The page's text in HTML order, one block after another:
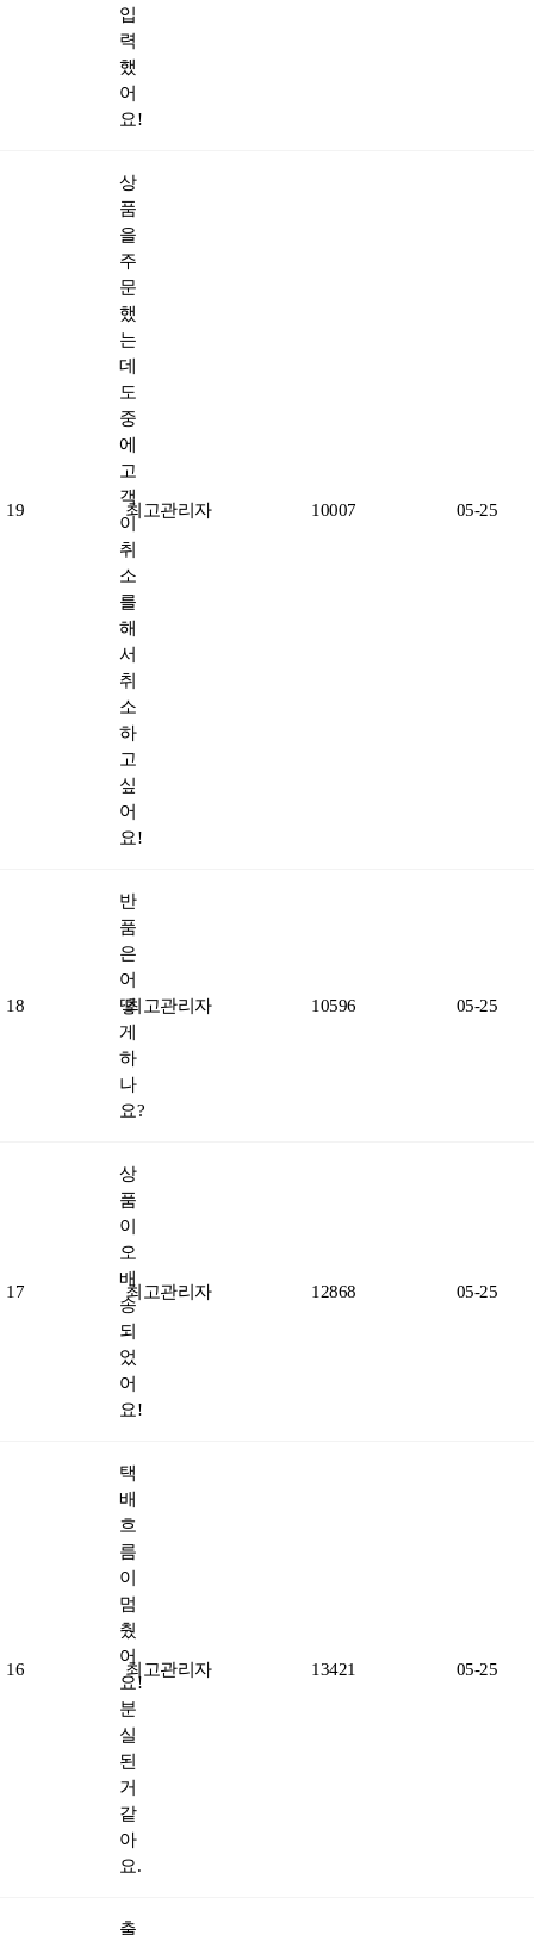
입
력
했
어
요!
19
상
품
을
주
문
했
는
데
도
중
에
고
객
이
취
소
를
해
서
취
소
하
고
싶
어
요!
최고관리자 10007 05-25
18
반
품
은
어
떻
게
하
나
요?
최고관리자 10596 05-25
17
상
품
이
오
배
송
되
었
어
요!
최고관리자 12868 05-25
16
택
배
흐
름
이
멈
췄
어
요!
분
실
된
거
같
아
요.
최고관리자 13421 05-25
출